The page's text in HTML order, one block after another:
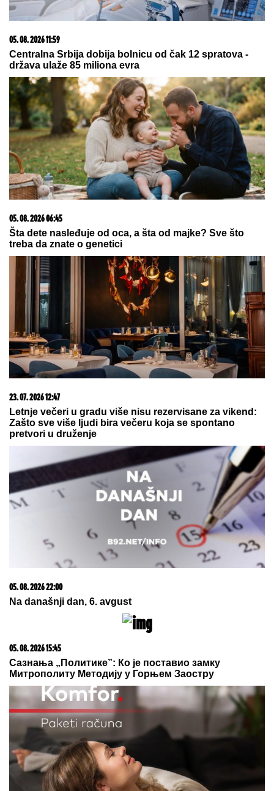
PUTARE!Detalji stravične nesreće
kod Šapca: Radili na održavanju
Svi su mislili da je PALA NA SESTRIĆA I UGUŠILA
GA, prozvali je "UBICOM OD POLA TONE", a onda
je otkrivena jeziva istina nakon koje je ona
SMRŠALA 400 KILOGRAMA
SLAVLJE U DOMU MARIJE
KILIBARDE
Objavila sliku ćerkice i
naslednice Anđelke Prpić: Senja i
Čarna se drže za ruke, da se istopiš
OZBILJNIM POSLOM Angelina radi
na dva mesta i ne eksponira se
javno: "Jako je sposobna"
IRAN I OMAN PRED VELIKIMDOGOVOROM:Sve
SRBIN SE VRATIO U ABA LIGU:
Stefan Lazarević potpisao za
Spartak!
PREGOVORI O MINIMALCU SAMO
ŠTO NISU POČELI:
poslodavaca pokrenula veliku
anketu, spremaju se zahtevi za 2027.
godinu